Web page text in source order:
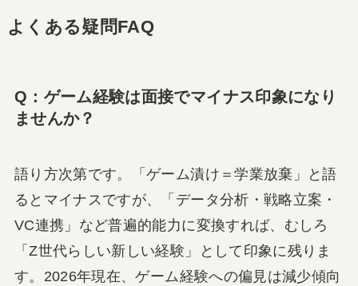
よくある疑問FAQ
Q：ゲーム経験は面接でマイナス印象になり
ませんか？
語り方次第です。「ゲーム漬け＝学業放棄」と語
るとマイナスですが、「データ分析・戦略立案・
VC連携」など普遍的能力に変換すれば、むしろ
「Z世代らしい新しい経験」として印象に残りま
す。2026年現在、ゲーム経験への偏見は減少傾向